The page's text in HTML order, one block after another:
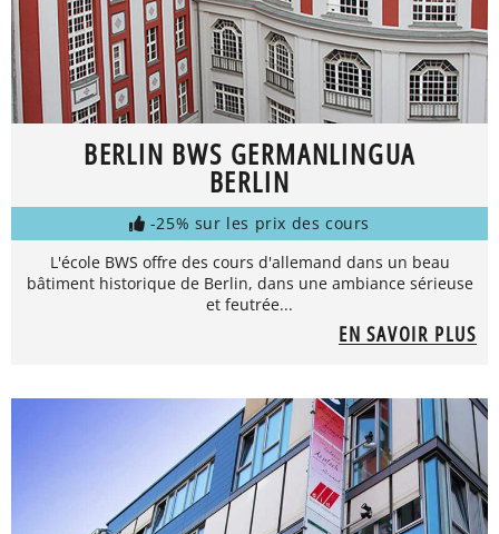
BERLIN BWS GERMANLINGUA
BERLIN
-25% sur les prix des cours
L'école BWS offre des cours d'allemand dans un beau
bâtiment historique de Berlin, dans une ambiance sérieuse
et feutrée...
EN SAVOIR PLUS